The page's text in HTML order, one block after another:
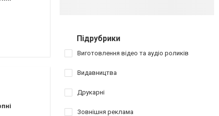
Підрубрики
Виготовлення відео та аудіо роликів
Видавництва
Друкарні
Зовнішня реклама